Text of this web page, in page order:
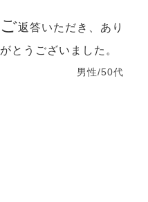
ご返答いただき、あり
がとうございました。
男性/50代